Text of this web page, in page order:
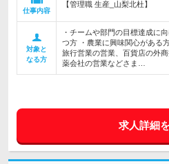
仕事内容
【管理職 生産_山梨北杜】
対象と
なる方
・チームや部門の目標達成に
つ方 ・農業に興味関心がある
旅行営業の営業、百貨店の外
薬会社の営業などさま…
求人詳細